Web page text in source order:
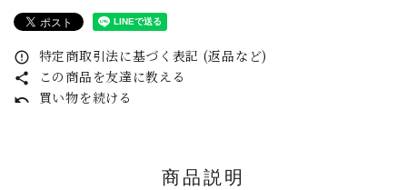
error_outline 特定商取引法に基づく表記 (返品など)
share この商品を友達に教える
undo 買い物を続ける
商品説明